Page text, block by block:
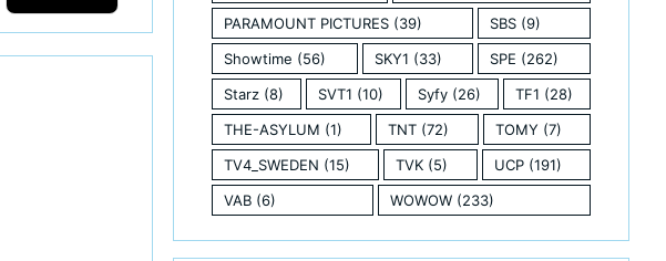
PARAMOUNT PICTURES (39) SBS(9)
Showtime (56) SKY1 (33) SPE (262)
Starz (8) SVT1 (10) Syfy (26) TF1 (28)
THE-ASYLUM (1) TNT (72) TOMY (7)
TV4_SWEDEN (15) TVK (5) UCP(191)
VAB (6) WOWOW(233)